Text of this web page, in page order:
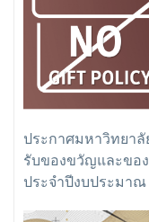
ประกาศมหาวิทยา
รับของขวัญและขอ
ประจำปีงบประมาณ